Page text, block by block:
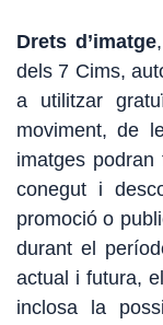
Drets d’imatge
dels 7 Cims,
a utilitzar
moviment, de
imatges
conegut i
promoció o
durant el
actual i futura,
inclosa la